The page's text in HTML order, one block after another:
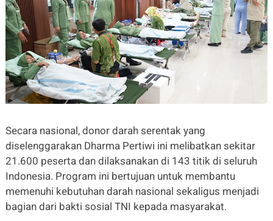
Secara nasional, donor darah serentak yang
diselenggarakan Dharma Pertiwi ini melibatkan sekitar
21.600 peserta dan dilaksanakan di 143 titik di seluruh
Indonesia. Program ini bertujuan untuk membantu
memenuhi kebutuhan darah nasional sekaligus menjadi
bagian dari bakti sosial TNI kepada masyarakat.